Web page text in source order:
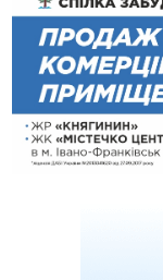
затримали
09:22
АМКУ
через різні
08:54
Синоптики
до кінця
08:45
Нафтогазову
повторно
У
Сили оборони
берегової